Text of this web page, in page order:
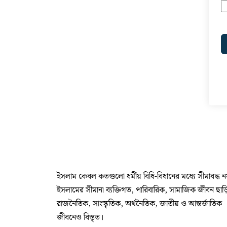
ইসলাম কেবল কতগুলো ধর্মীয় বিধি-বিধানের মধ্যে সীমাবদ্ধ
ইসলামের সীমানা ব্যক্তিগত, পারিবারিক, সামাজিক জীবন
রাজনৈতিক, সাংস্কৃতিক, অর্থনৈতিক, জাতীয় ও আন্তর্জাতিক
জীবনেও বিস্তৃত।